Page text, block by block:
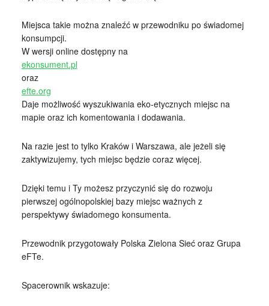
Miejsca takie można znaleźć w przewodniku po świadomej
konsumpcji.
W wersji online dostępny na
ekonsument.pl
oraz
efte.org
Daje możliwość wyszukiwania eko-etycznych miejsc na
mapie oraz ich komentowania i dodawania.
Na razie jest to tylko Kraków i Warszawa, ale jeżeli się
zaktywizujemy, tych miejsc będzie coraz więcej.
Dzięki temu i Ty możesz przyczynić się do rozwoju
pierwszej ogólnopolskiej bazy miejsc ważnych z
perspektywy świadomego konsumenta.
Przewodnik przygotowały Polska Zielona Sieć oraz Grupa
eFTe.
Spacerownik wskazuje: